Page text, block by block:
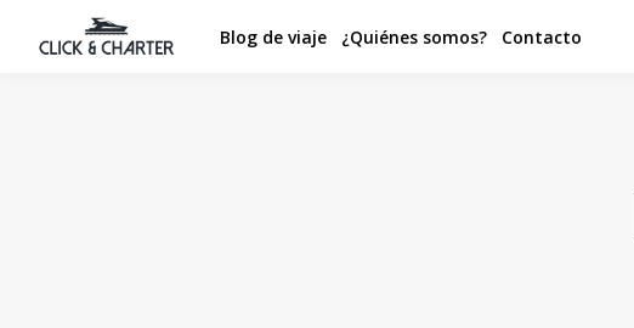
Blog de viaje ¿Quiénes somos? Contacto